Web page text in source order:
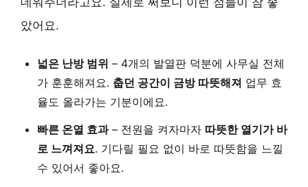
았어요.
넓은 난방 범위 – 4개의 발열판 덕분에 사무실 전체
가 훈훈해져요. 춥던 공간이 금방 따뜻해져 업무 효
율도 올라가는 기분이에요.
빠른 온열 효과– 전원을 켜자마자 따뜻한 열기가 바
로 느껴져요. 기다릴 필요 없이 바로 따뜻함을 느낄
수 있어서 좋아요.